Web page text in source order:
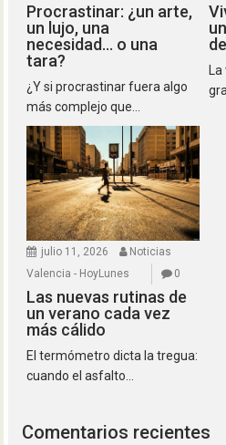
Procrastinar: ¿un arte,
un lujo, una
necesidad… o una
tara?
¿Y si procrastinar fuera algo
más complejo que...
julio 11, 2026
Noticias
Valencia - HoyLunes
0
Las nuevas rutinas de
un verano cada vez
más cálido
El termómetro dicta la tregua:
cuando el asfalto...
Comentarios recientes